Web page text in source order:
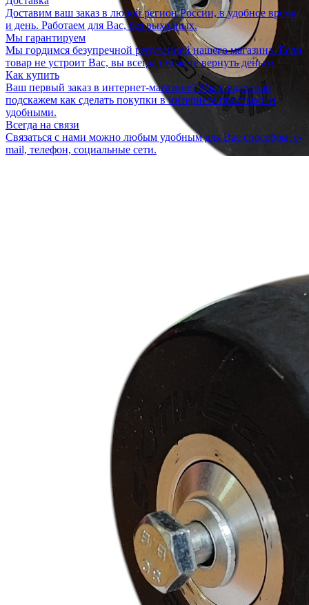
Доставим ваш заказ в любой регион России, в удобное время
и день. Работаем для Вас, без выходных.
Мы гарантируем
Мы гордимся безупречной репутацией нашего магазина. Если
товар не устроит Вас, вы всегда сможете вернуть деньги.
Как купить
Ваш первый заказ в интернет-магазине? Мы с радостью
подскажем как сделать покупки в интернете простыми и
удобными.
Всегда на связи
Связаться с нами можно любым удобным для Вас способом: e-
mail, телефон, социальные сети.